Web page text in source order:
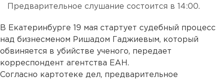
Предварительное слушание состоится в 14:00.
В Екатеринбурге 19 мая стартует судебный процесс
над бизнесменом Ришадом Гаджиевым, который
обвиняется в убийстве ученого, передает
корреспондент агентства ЕАН.
Согласно картотеке дел, предварительное